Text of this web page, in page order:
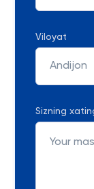
Viloyat
Andijon
Sizning